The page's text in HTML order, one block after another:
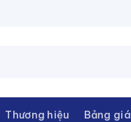
Thương hiệu Bảng giá